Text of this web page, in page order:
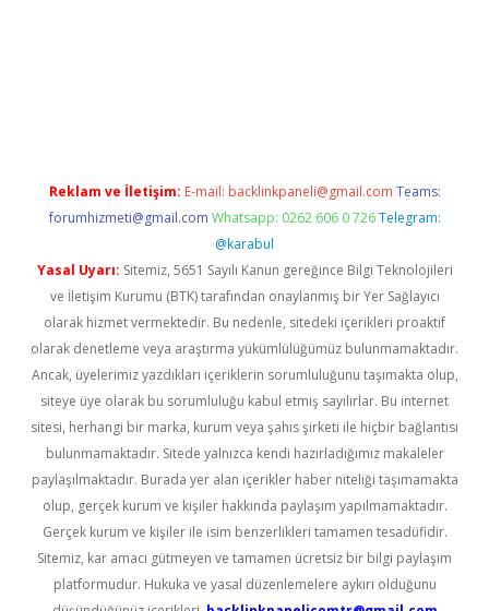
Reklam ve İletişim: E-mail: backlinkpaneli@gmail.com Teams:
forumhizmeti@gmail.com Whatsapp: 0262 606 0 726 Telegram:
@karabul
Yasal Uyarı: Sitemiz, 5651 Sayılı Kanun gereğince Bilgi Teknolojileri
ve İletişim Kurumu (BTK) tarafından onaylanmış bir Yer Sağlayıcı
olarak hizmet vermektedir. Bu nedenle, sitedeki içerikleri proaktif
olarak denetleme veya araştırma yükümlülüğümüz bulunmamaktadır.
Ancak, üyelerimiz yazdıkları içeriklerin sorumluluğunu taşımakta olup,
siteye üye olarak bu sorumluluğu kabul etmiş sayılırlar. Bu internet
sitesi, herhangi bir marka, kurum veya şahıs şirketi ile hiçbir bağlantısı
bulunmamaktadır. Sitede yalnızca kendi hazırladığımız makaleler
paylaşılmaktadır. Burada yer alan içerikler haber niteliği taşımamakta
olup, gerçek kurum ve kişiler hakkında paylaşım yapılmamaktadır.
Gerçek kurum ve kişiler ile isim benzerlikleri tamamen tesadüfidir.
Sitemiz, kar amacı gütmeyen ve tamamen ücretsiz bir bilgi paylaşım
platformudur. Hukuka ve yasal düzenlemelere aykırı olduğunu